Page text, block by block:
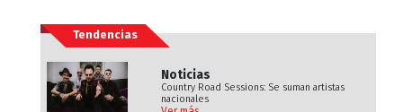
Tendencias
Noticias
Country Road Sessions: Se suman artistas
nacionales